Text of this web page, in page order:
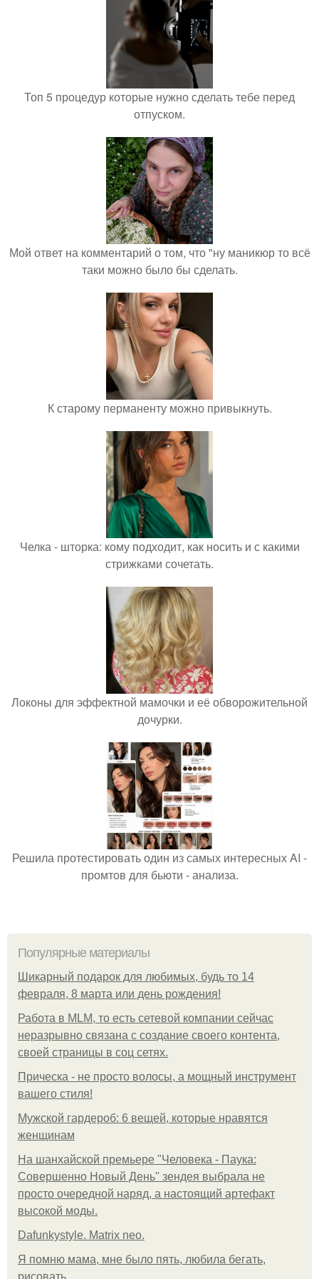
Топ 5 процедур которые нужно сделать тебе перед
отпуском.
Мой ответ на комментарий о том, что "ну маникюр то всё
таки можно было бы сделать.
К старому перманенту можно привыкнуть.
Челка - шторка: кому подходит, как носить и с какими
стрижками сочетать.
Локоны для эффектной мамочки и её обворожительной
дочурки.
Решила протестировать один из самых интересных AI -
промтов для бьюти - анализа.
Популярные материалы
Шикарный подарок для любимых, будь то 14
февраля, 8 марта или день рождения!
Работа в MLM, то есть сетевой компании сейчас
неразрывно связана с создание своего контента,
своей страницы в соц сетях.
Прическа - не просто волосы, а мощный инструмент
вашего стиля!
Мужской гардероб: 6 вещей, которые нравятся
женщинам
На шанхайской премьере "Человека - Паука:
Совершенно Новый День" зендея выбрала не
просто очередной наряд, а настоящий артефакт
высокой моды.
Dafunkystyle. Matrix neo.
Я помню мама, мне было пять, любила бегать,